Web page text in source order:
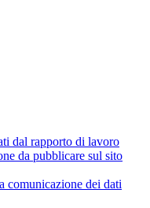
dal rapporto di lavoro
da pubblicare sul sito
comunicazione dei dati